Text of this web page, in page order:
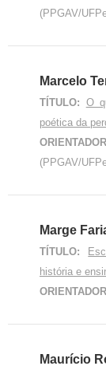
(PPGAV/
Marcelo
TÍTULO: O
poética da
(PPGAV/
Marge
TÍTULO:
história e
Maurício